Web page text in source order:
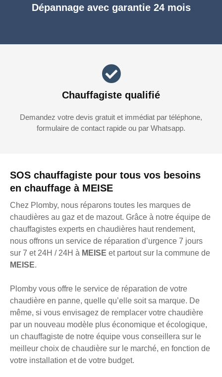
SOS chauffagiste pour tous vos besoins
en chauffage à MEISE
Chez Plomby, nous réparons toutes les marques de
chaudières au gaz et de mazout. Grâce à notre équipe de
chauffagistes experts en chaudières haut rendement,
nous offrons un service de réparation d’urgence 7 jours
sur 7 et 24H / 24H à MEISE et partout sur la commune de
MEISE.
Plomby vous offre le service de réparation de votre
chaudière en panne, quelle qu’elle soit sa marque. De
même, si vous envisagez de remplacer votre chaudière
par un nouveau modèle plus économique et écologique,
un chauffagiste de notre équipe vous conseillera sur le
meilleur choix de chaudière sur le marché, en fonction de
votre installation et de votre budget.
Dépannage avec garantie 24 mois
Chauffagiste qualifié
Demandez votre devis gratuit et immédiat par téléphone,
formulaire de contact rapide ou par Whatsapp.